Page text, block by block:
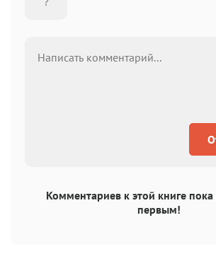
Комментариев к этой книге пока
первым!